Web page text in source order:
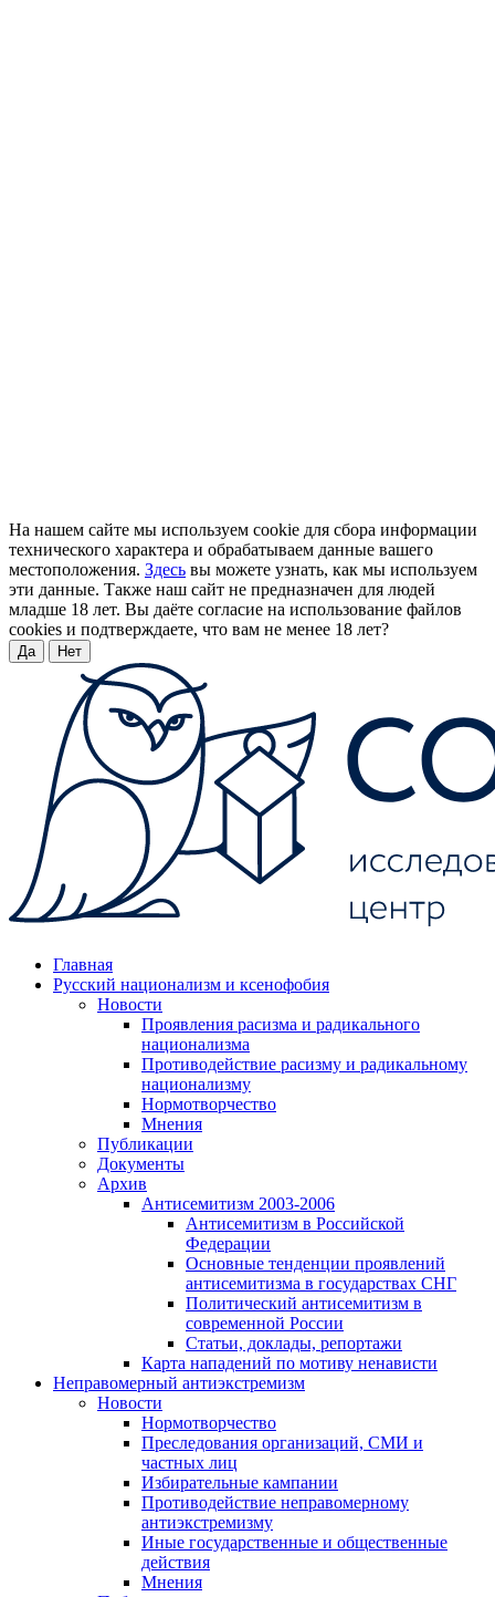
На нашем сайте мы используем cookie для сбора информации
технического характера и обрабатываем данные вашего
местоположения. Здесь вы можете узнать, как мы используем
эти данные. Также наш сайт не предназначен для людей
младше 18 лет. Вы даёте согласие на использование файлов
cookies и подтверждаете, что вам не менее 18 лет?
Да Нет
Главная
Русский национализм и ксенофобия
Новости
Проявления расизма и радикального
национализма
Противодействие расизму и радикальному
национализму
Нормотворчество
Мнения
Публикации
Документы
Архив
Антисемитизм 2003-2006
Антисемитизм в Российской
Федерации
Основные тенденции проявлений
антисемитизма в государствах СНГ
Политический антисемитизм в
современной России
Статьи, доклады, репортажи
Карта нападений по мотиву ненависти
Неправомерный антиэкстремизм
Новости
Нормотворчество
Преследования организаций, СМИ и
частных лиц
Избирательные кампании
Противодействие неправомерному
антиэкстремизму
Иные государственные и общественные
действия
Мнения